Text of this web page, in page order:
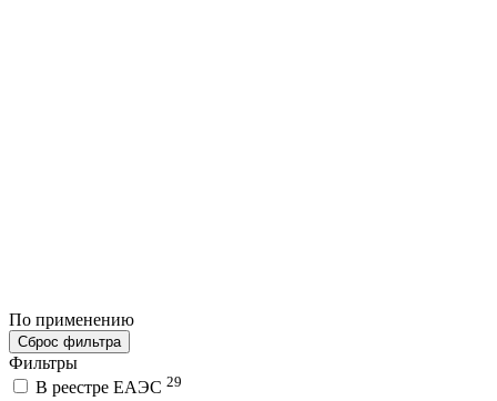
По применению
Сброс фильтра
Фильтры
В реестре ЕАЭС 29